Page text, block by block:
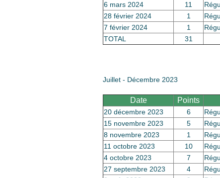
6 mars 2024
11
28 février 2024
1
7 février 2024
1
TOTAL
31
Juillet - Décembre 2023
Date Points
20 décembre 2023 6
15 novembre 2023
5
8 novembre 2023
1
11 octobre 2023
10
4 octobre 2023
7
27 septembre 2023
4